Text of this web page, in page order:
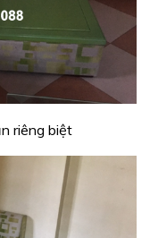
riêng biệt